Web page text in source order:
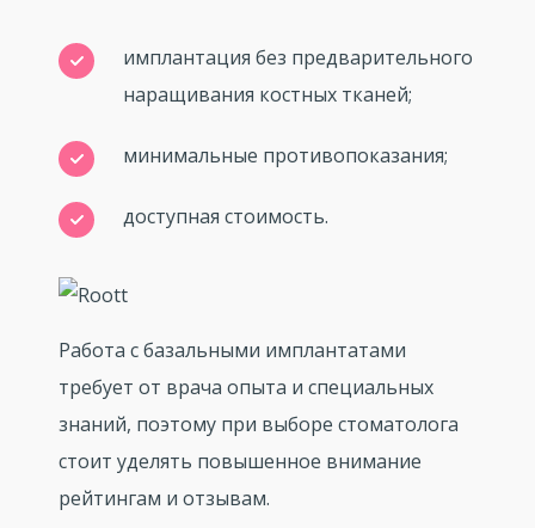
имплантация без предварительного
наращивания костных тканей;
минимальные противопоказания;
доступная стоимость.
Работа с базальными имплантатами
требует от врача опыта и специальных
знаний, поэтому при выборе стоматолога
стоит уделять повышенное внимание
рейтингам и отзывам.